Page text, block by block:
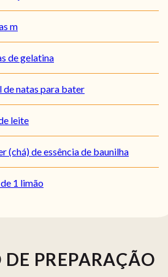
m
de gelatina
de natas para bater
leite
(chá) de essência de baunilha
1 limão
PREPARAÇÃO